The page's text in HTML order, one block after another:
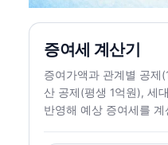
증여세 계산기
증여가액과 관계별 공제
산 공제(평생 1억원), 세
반영해 예상 증여세를 계